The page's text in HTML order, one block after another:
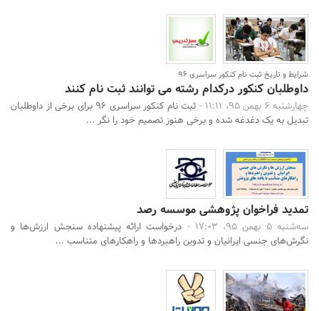
شرایط و تاریخ ثبت نام کنکور سراسری 96
داوطلبان کنکور درکدام رشته می توانند ثبت نام کنند
چهارشنبه 6 بهمن 95، 11:11 -
ثبت نام کنکور سراسری 96 برای برخی از داوطلبان
تبدیل به یک دغدغه شده و برخی هنوز تصمیم خود را نگر ...
تمدید فراخوان پژوهشی موسسه رصد
سه‌شنبه 5 بهمن 95، 17:03 -
درخواست ارائه پیشنهاده سنجش ارزش‌ها و
نگرش‌های جنسی ایرانیان و تدوین راهبردها و راهکارهای متناسب ...